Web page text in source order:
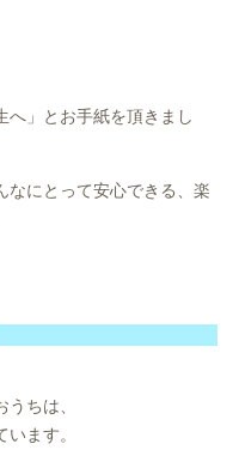
へ」とお手紙を頂きまし
なにとって安心できる、楽
ちは、
ます。